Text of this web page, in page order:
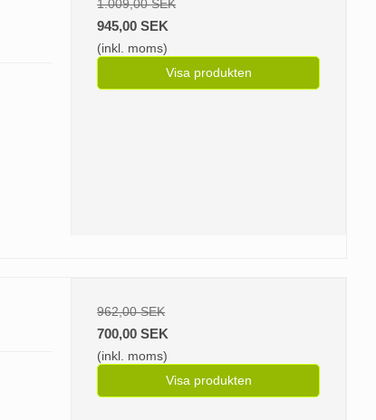
1.009,00 SEK
945,00 SEK
(inkl. moms)
Visa produkten
962,00 SEK
700,00 SEK
(inkl. moms)
Visa produkten